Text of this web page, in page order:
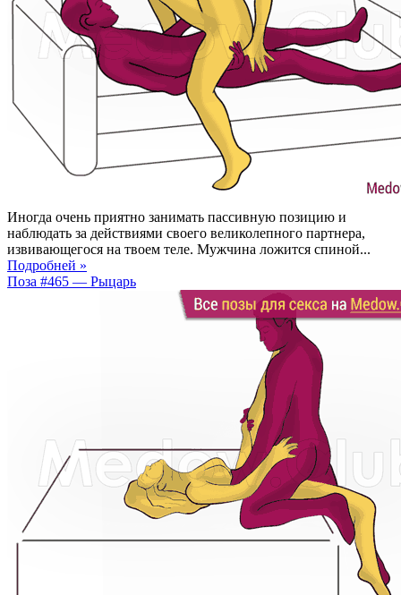
Иногда очень приятно занимать пассивную позицию и
наблюдать за действиями своего великолепного партнера,
извивающегося на твоем теле. Мужчина ложится спиной...
Подробней »
Поза #465 — Рыцарь